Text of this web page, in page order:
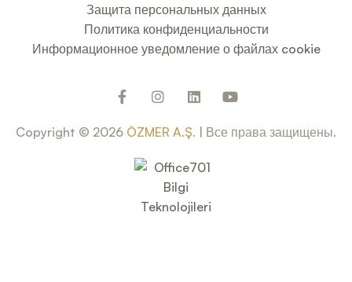
Защита персональных данных
Политика конфиденциальности
Информационное уведомление о файлах cookie
Copyright © 2026 ÖZMER A.Ş. | Все права защищены.